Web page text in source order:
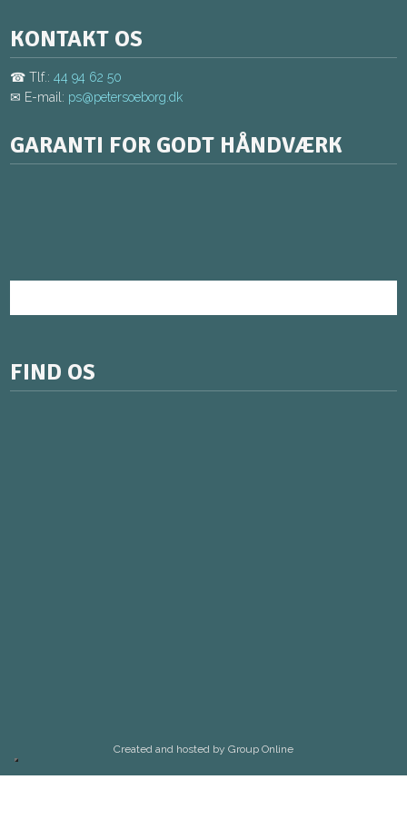
KONTAKT OS
☎ Tlf.: 44 94 62 50
✉ E-mail: ps@petersoeborg.dk
GARANTI FOR GODT HÅNDVÆRK
FIND OS
Created and hosted by Group Online